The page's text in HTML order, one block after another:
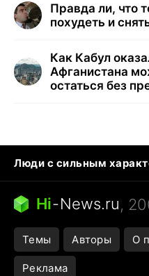
Правда ли, что
похудеть и
Как Кабул
Афганистана
остаться без
Люди с сильным
Кошка писает на
Ядовитые пауки России
Города в ядерной войне
Открытие в Google
Hi-News.ru,
Темы Авторы О
Реклама